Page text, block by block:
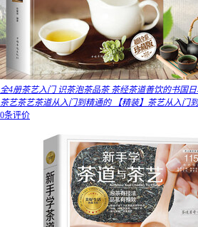
全4册茶艺入门 识茶泡茶品茶 茶经茶道善饮的书国
茶艺茶艺茶道从入门到精通的 【精装】茶艺从入门
0条评价